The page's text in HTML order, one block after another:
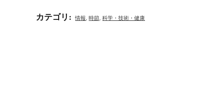
カテゴリ: 情報, 時節, 科学・技術・健康